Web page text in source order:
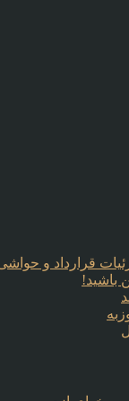
قرارداد و حواشی
باشید!